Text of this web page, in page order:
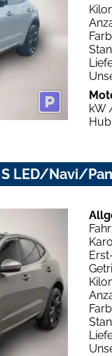
kW
S LED/Navi/